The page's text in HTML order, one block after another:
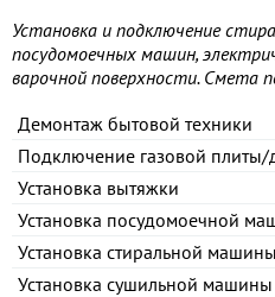
Установка и подключение
посудомоечных машин,
варочной поверхности. Смета
Демонтаж бытовой техники
Подключение газовой плиты/
Установка вытяжки
Установка посудомоечной
Установка стиральной машины
Установка сушильной машины